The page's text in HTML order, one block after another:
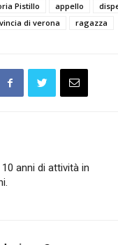
Pistillo appello
di verona ragazza
anni di attività in